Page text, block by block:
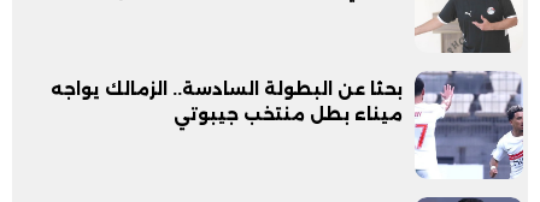
بحثا عن البطولة السادسة.. الزمالك يواجه
ميناء بطل منتخب جيبوتي